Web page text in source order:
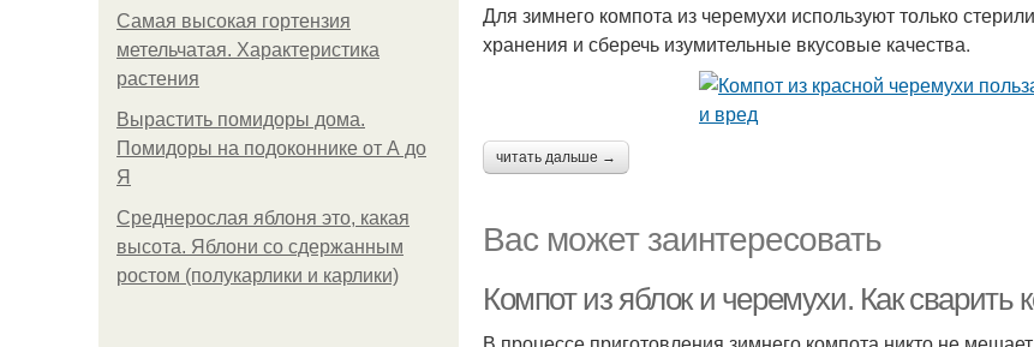
Самая высокая гортензия
метельчатая. Характеристика
растения
Вырастить помидоры дома.
Помидоры на подоконнике от А до
Я
Среднерослая яблоня это, какая
высота. Яблони со сдержанным
ростом (полукарлики и карлики)
Для зимнего компота из черемухи используют только
хранения и сберечь изумительные вкусовые качества.
читать дальше →
Вас может заинтересовать
Компот из яблок и черемухи. Как сварить